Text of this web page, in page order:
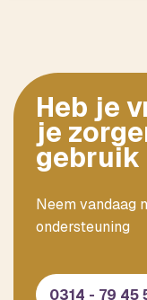
Heb je
je
gebruik
Neem vandaag
ondersteuning
0314 - 79 45